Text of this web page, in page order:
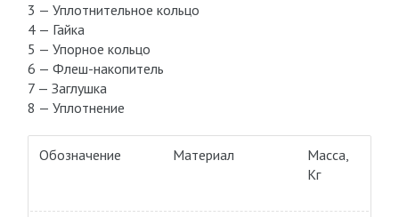
3 — Уплотнительное кольцо
4 — Гайка
5 — Упорное кольцо
6 — Флеш-накопитель
7 — Заглушка
8 — Уплотнение
Обозначение Материал
Macca,
Kг